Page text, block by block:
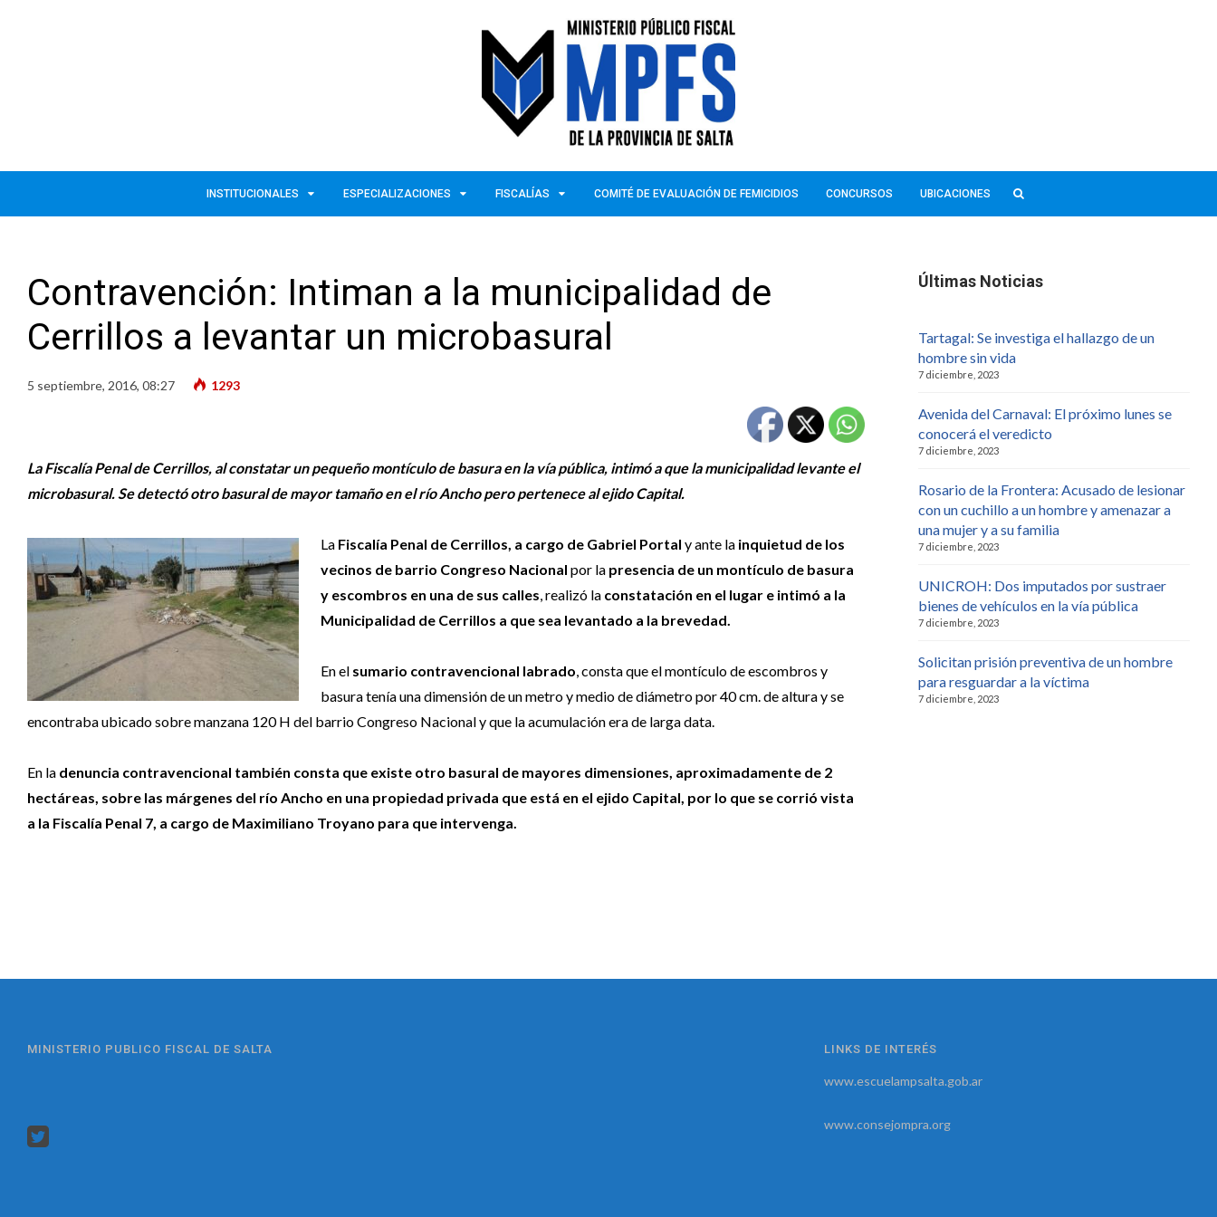
INSTITUCIONALES ESPECIALIZACIONES FISCALÍAS COMITÉ DE EVALUACIÓN DE FEMICIDIOS CONCURSOS UBICACIONES
Contravención: Intiman a la municipalidad de
Cerrillos a levantar un microbasural
5 septiembre, 2016, 08:27 1293
La Fiscalía Penal de Cerrillos, al constatar un pequeño montículo de basura en la vía pública, intimó a que la municipalidad levante el
microbasural. Se detectó otro basural de mayor tamaño en el río Ancho pero pertenece al ejido Capital.
La Fiscalía Penal de Cerrillos, a cargo de Gabriel Portal y ante la inquietud de los
vecinos de barrio Congreso Nacional por la presencia de un montículo de basura
y escombros en una de sus calles , realizó la constatación en el lugar e intimó a la
Municipalidad de Cerrillos a que sea levantado a la brevedad.
En el sumario contravencional labrado , consta que el montículo de escombros y
basura tenía una dimensión de un metro y medio de diámetro por 40 cm. de altura y se
encontraba ubicado sobre manzana 120 H del barrio Congreso Nacional y que la acumulación era de larga data.
En la denuncia contravencional también consta que existe otro basural de mayores dimensiones, aproximadamente de 2
hectáreas, sobre las márgenes del río Ancho en una propiedad privada que está en el ejido Capital, por lo que se corrió vista
a la Fiscalía Penal 7, a cargo de Maximiliano Troyano para que intervenga.
Últimas Noticias
Tartagal: Se investiga el hallazgo de un
hombre sin vida
7 diciembre, 2023
Avenida del Carnaval: El próximo lunes se
conocerá el veredicto
7 diciembre, 2023
Rosario de la Frontera: Acusado de lesionar
con un cuchillo a un hombre y amenazar a
una mujer y a su familia
7 diciembre, 2023
UNICROH: Dos imputados por sustraer
bienes de vehículos en la vía pública
7 diciembre, 2023
Solicitan prisión preventiva de un hombre
para resguardar a la víctima
7 diciembre, 2023
MINISTERIO PUBLICO FISCAL DE SALTA LINKS DE INTERÉS
www.escuelampsalta.gob.ar
www.consejompra.org